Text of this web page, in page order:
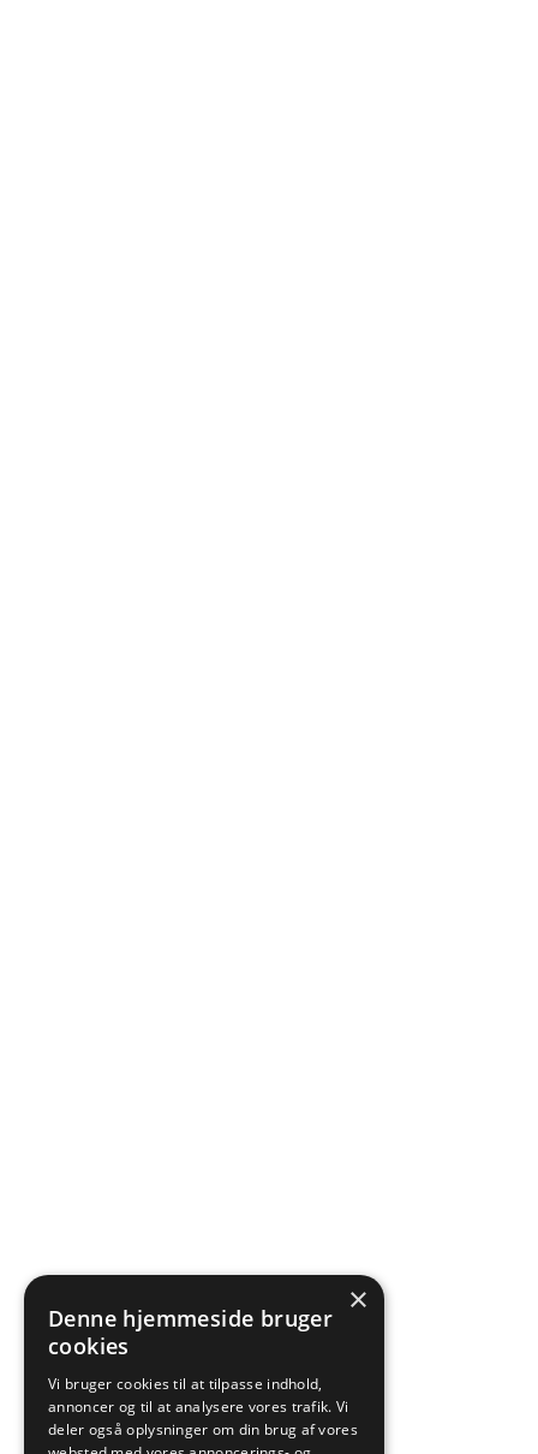
×
Denne hjemmeside bruger
cookies
Vi bruger cookies til at tilpasse indhold,
annoncer og til at analysere vores trafik. Vi
deler også oplysninger om din brug af vores